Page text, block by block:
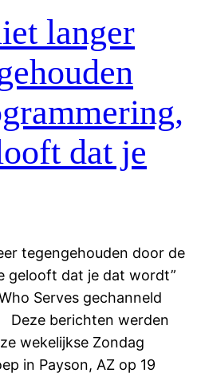
langer
dat je
tegengehouden door de
gelooft dat je dat wordt”
Serves gechanneld
berichten werden
wekelijkse Zondag
in Payson, AZ op 19